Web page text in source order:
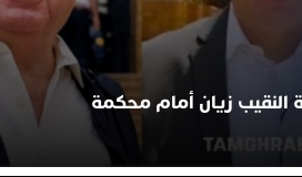
النقيب زيان أمام محكمة